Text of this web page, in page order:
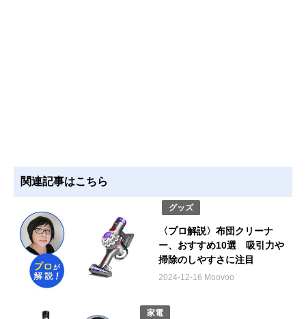
関連記事はこちら
グッズ
〈プロ解説〉布団クリーナ
ー、おすすめ10選 吸引力や
掃除のしやすさに注目
2024-12-16 Moovoo
家電